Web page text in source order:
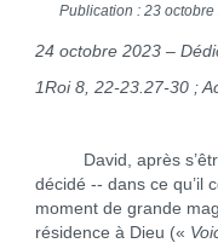
Publication : 23 octobre
24 octobre 2023 –
1Roi 8, 22-23.27-30 ;
David, après s’être
décidé -- dans ce qu’il
moment de grande
résidence à Dieu («